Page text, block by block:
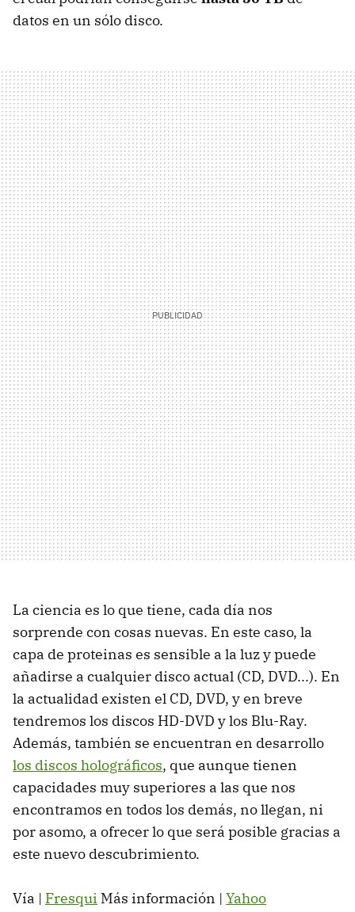
datos en un sólo disco.
La ciencia es lo que tiene, cada día nos
sorprende con cosas nuevas. En este caso, la
capa de proteinas es sensible a la luz y puede
añadirse a cualquier disco actual (CD, DVD...). En
la actualidad existen el CD, DVD, y en breve
tendremos los discos HD-DVD y los Blu-Ray.
Además, también se encuentran en desarrollo
los discos holográficos, que aunque tienen
capacidades muy superiores a las que nos
encontramos en todos los demás, no llegan, ni
por asomo, a ofrecer lo que será posible gracias a
este nuevo descubrimiento.
Vía | Fresqui Más información | Yahoo